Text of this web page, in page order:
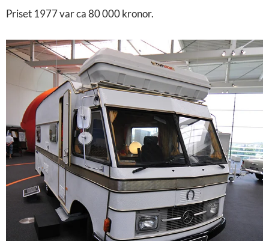
Priset 1977 var ca 80 000 kronor.